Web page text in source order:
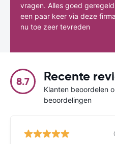
vragen. Alles goed
een paar keer via deze
nu toe zeer tevreden
8.7 Recente
Klanten beoordelen
beoordelingen